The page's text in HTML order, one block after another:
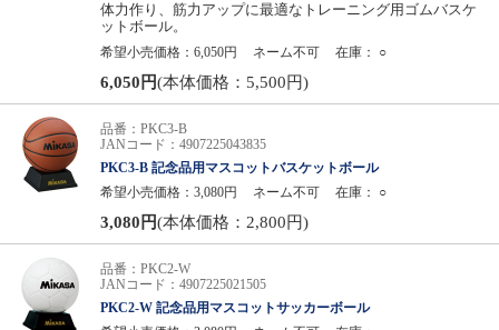
体力作り、筋力アップに最適なトレーニング用ゴムバスケ
ットボール。
希望小売価格：6,050円
ネーム不可 在庫： ○
6,050円(本体価格：5,500円)
品番：PKC3-B
JANコード：4907225043835
PKC3-B 記念品用マスコットバスケットボール
希望小売価格：3,080円
ネーム不可 在庫： ○
3,080円(本体価格：2,800円)
品番：PKC2-W
JANコード：4907225021505
PKC2-W 記念品用マスコットサッカーボール